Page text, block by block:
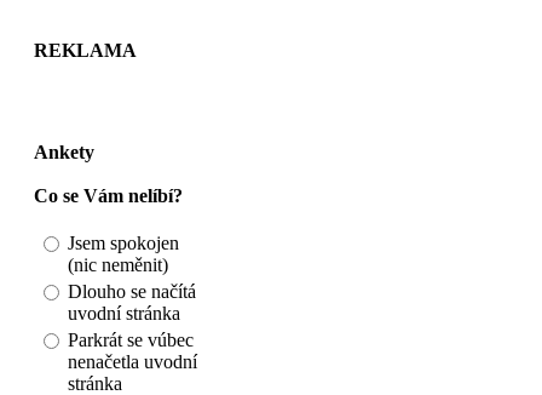
REKLAMA
Ankety
Co se Vám nelíbí?
Jsem spokojen
(nic neměnit)
Dlouho se načítá
uvodní stránka
Parkrát se vúbec
nenačetla uvodní
stránka